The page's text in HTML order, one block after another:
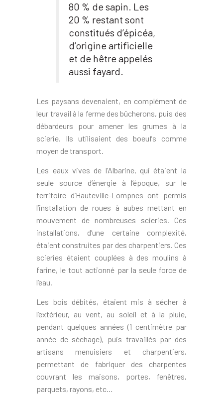
80 % de sapin. Les
20 % restant sont
constitués d’épicéa,
d’origine artificielle
et de hêtre appelés
aussi fayard.
Les paysans devenaient, en complément de
leur travail à la ferme des bûcherons, puis des
débardeurs pour amener les grumes à la
scierie. Ils utilisaient des boeufs comme
moyen de transport.
Les eaux vives de l’Albarine, qui étaient la
seule source d’énergie à l’époque, sur le
territoire d’Hauteville-Lompnes ont permis
l’installation de roues à aubes mettant en
mouvement de nombreuses scieries. Ces
installations, d’une certaine complexité,
étaient construites par des charpentiers. Ces
scieries étaient couplées à des moulins à
farine, le tout actionné par la seule force de
l’eau.
Les bois débités, étaient mis à sécher à
l’extérieur, au vent, au soleil et à la pluie,
pendant quelques années (1 centimètre par
année de séchage), puis travaillés par des
artisans menuisiers et charpentiers,
permettant de fabriquer des charpentes
couvrant les maisons, portes, fenêtres,
parquets, rayons, etc…